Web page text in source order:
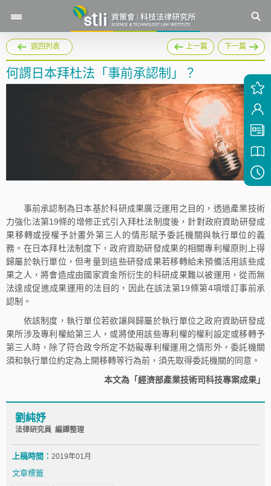
返回列表 上一篇 下一篇
何謂日本拜杜法「事前承認制」？
事前承認制為日本基於科研成果廣泛運用之目的，透過產業技術
力強化法第19條的增修正式引入拜杜法制度後，針對政府資助研發成
果移轉或授權予計畫外第三人的情形賦予委託機關與執行單位的義
務。在日本拜杜法制度下，政府資助研發成果的相關專利權原則上得
歸屬於執行單位，但考量到這些研發成果若移轉給未預備活用該些成
果之人，將會造成由國家資金所衍生的科研成果難以被運用，從而無
法達成促進成果運用的法目的，因此在該法第19條第4項增訂事前承
認制。
依該制度，執行單位若欲讓與歸屬於執行單位之政府資助研發成
果所涉及專利權給第三人，或將使用該些專利權的權利設定或移轉予
第三人時，除了符合政令所定不妨礙專利權運用之情形外，委託機關
須和執行單位約定為上開移轉等行為前，須先取得委託機關的同意。
本文為「經濟部產業技術司科技專案成果」
劉純妤
法律研究員 編譯整理
上稿時間： 2019年01月
文章標籤